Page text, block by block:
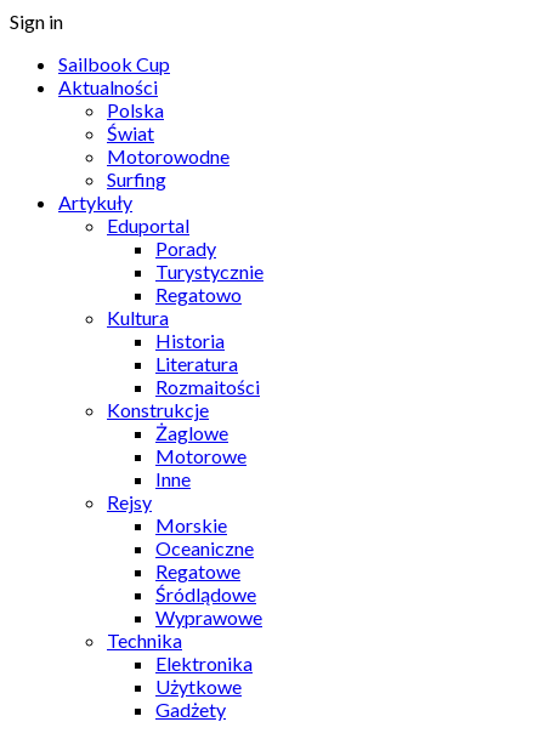
Sign in
Sailbook Cup
Aktualności
Polska
Świat
Motorowodne
Surfing
Artykuły
Eduportal
Porady
Turystycznie
Regatowo
Kultura
Historia
Literatura
Rozmaitości
Konstrukcje
Żaglowe
Motorowe
Inne
Rejsy
Morskie
Oceaniczne
Regatowe
Śródlądowe
Wyprawowe
Technika
Elektronika
Użytkowe
Gadżety